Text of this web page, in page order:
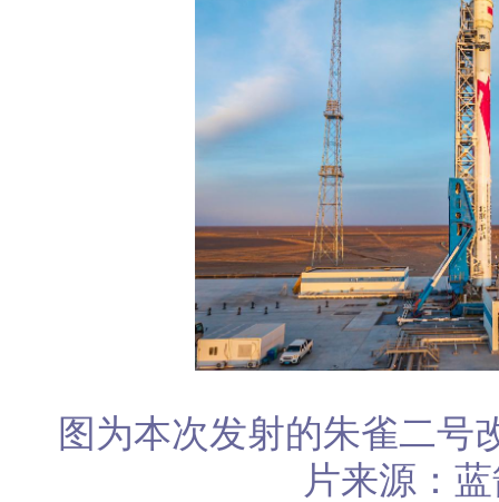
图为本次发射的朱雀二号
片来源：